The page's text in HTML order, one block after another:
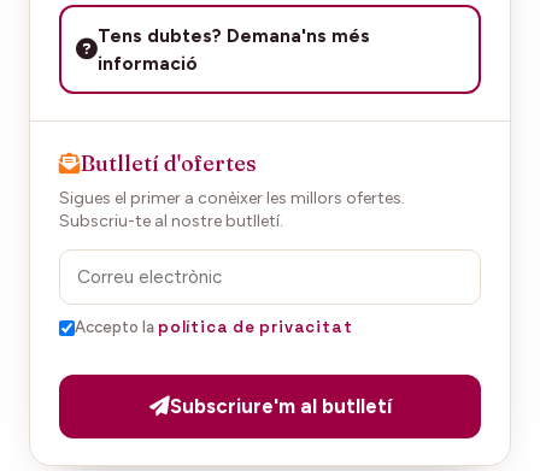
Tens dubtes? Demana'ns més
informació
Butlletí d'ofertes
Sigues el primer a conèixer les millors ofertes.
Subscriu-te al nostre butlletí.
Accepto la política de privacitat
Subscriure'm al butlletí